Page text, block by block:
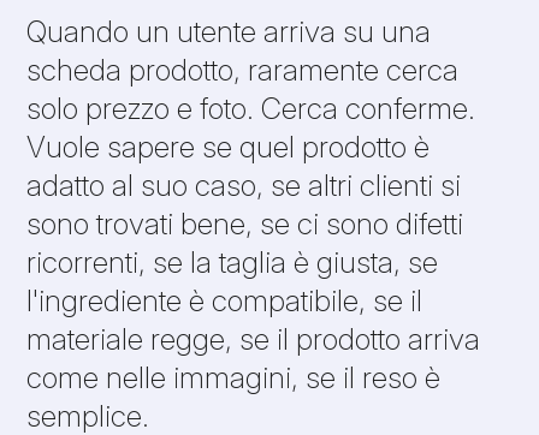
Quando un utente arriva su una
scheda prodotto, raramente cerca
solo prezzo e foto. Cerca conferme.
Vuole sapere se quel prodotto è
adatto al suo caso, se altri clienti si
sono trovati bene, se ci sono difetti
ricorrenti, se la taglia è giusta, se
l'ingrediente è compatibile, se il
materiale regge, se il prodotto arriva
come nelle immagini, se il reso è
semplice.